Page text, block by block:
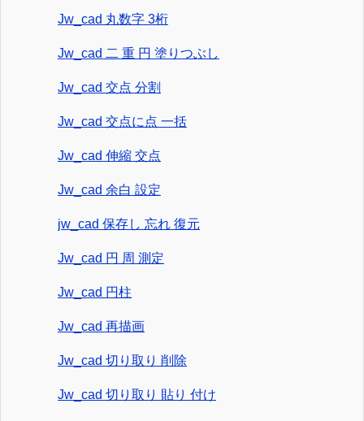
Jw_cad 丸数字 3桁
Jw_cad 二 重 円 塗りつぶし
Jw_cad 交点 分割
Jw_cad 交点に点 一括
Jw_cad 伸縮 交点
Jw_cad 余白 設定
jw_cad 保存し 忘れ 復元
Jw_cad 円 周 測定
Jw_cad 円柱
Jw_cad 再描画
Jw_cad 切り取り 削除
Jw_cad 切り取り 貼り 付け